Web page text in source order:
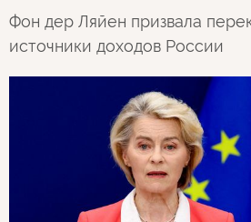
Фон дер Ляйен призвала
источники доходов России